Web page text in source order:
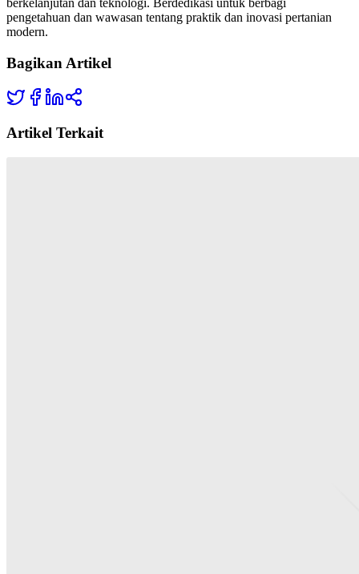
berkelanjutan dan teknologi. Berdedikasi untuk berbagi
pengetahuan dan wawasan tentang praktik dan inovasi pertanian
modern.
Bagikan Artikel
Artikel Terkait